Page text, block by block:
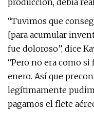
producción, debía
“Tuvimos que
[para acumular
fue doloroso”, dice
“Pero no era como
enero. Así que
legítimamente
pagamos el flete